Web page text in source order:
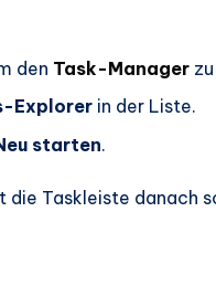
den Task-Manager
Explorer in der Liste.
starten.
die Taskleiste danach